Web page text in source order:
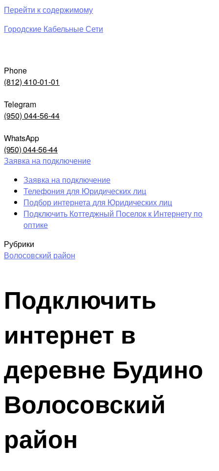
Перейти к содержимому
Городские Кабельные Сети
Phone
(812) 410-01-01
Telegram
(950) 044-56-44
WhatsApp
(950) 044-56-44
Заявка на подключение
Заявка на подключение
Телефония для Юридических лиц
Подбор интернета для Юридических лиц
Подключить Коттеджный Поселок к Интернету по
оптике
Рубрики
Волосовский район
Подключить
интернет в
деревне Будино
Волосовский
район